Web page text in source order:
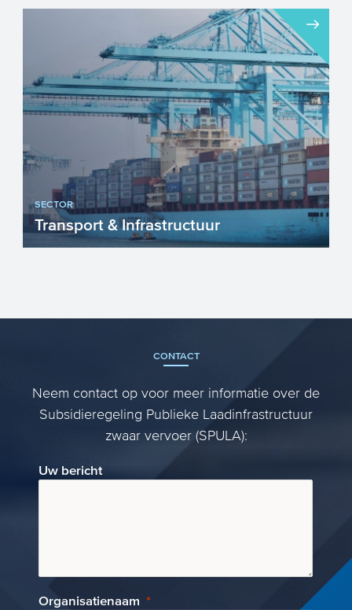
SECTOR
Transport & Infrastructuur
Infrastructuur. Onze g...
CONTACT
Neem contact op voor meer informatie over de
Subsidieregeling Publieke Laadinfrastructuur
zwaar vervoer (SPULA):
Uw bericht
Organisatienaam